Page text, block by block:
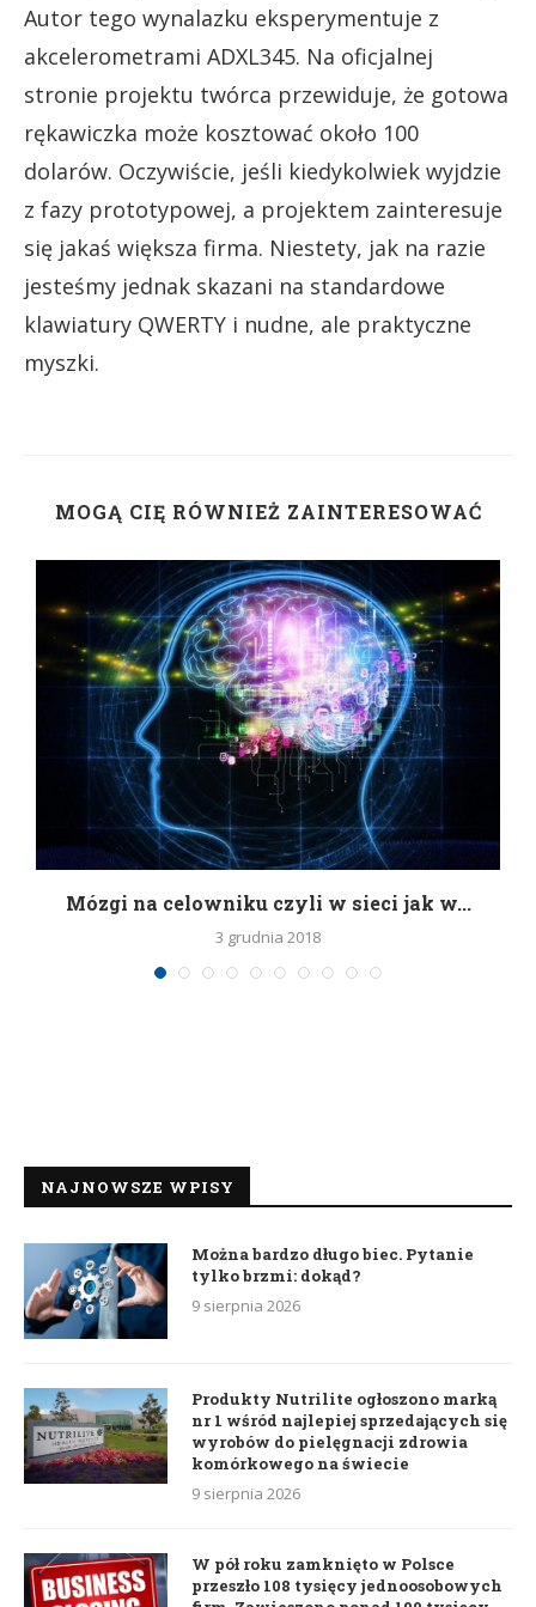
Autor tego wynalazku eksperymentuje z
akcelerometrami ADXL345. Na oficjalnej
stronie projektu twórca przewiduje, że gotowa
rękawiczka może kosztować około 100
dolarów. Oczywiście, jeśli kiedykolwiek wyjdzie
z fazy prototypowej, a projektem zainteresuje
się jakaś większa firma. Niestety, jak na razie
jesteśmy jednak skazani na standardowe
klawiatury QWERTY i nudne, ale praktyczne
myszki.
MOGĄ CIĘ RÓWNIEŻ ZAINTERESOWAĆ
Mózgi na celowniku czyli w sieci jak w...
3 grudnia 2018
NAJNOWSZE WPISY
Można bardzo długo biec. Pytanie
tylko brzmi: dokąd?
9 sierpnia 2026
Produkty Nutrilite ogłoszono marką
nr 1 wśród najlepiej sprzedających się
wyrobów do pielęgnacji zdrowia
komórkowego na świecie
9 sierpnia 2026
W pół roku zamknięto w Polsce
przeszło 108 tysięcy jednoosobowych